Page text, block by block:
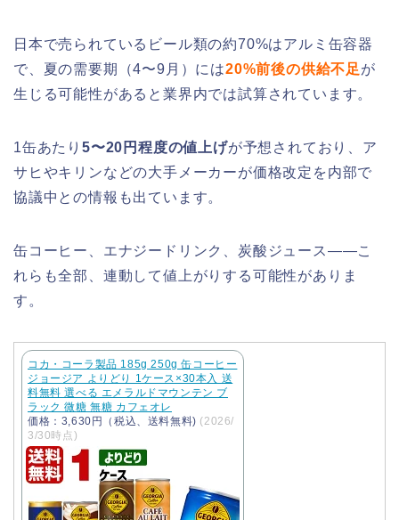
日本で売られているビール類の約70%はアルミ缶容器
で、夏の需要期（4〜9月）には20%前後の供給不足が
生じる可能性があると業界内では試算されています。
1缶あたり 5〜20円程度の値上げが予想されており、ア
サヒやキリンなどの大手メーカーが価格改定を内部で
協議中との情報も出ています。
缶コーヒー、エナジードリンク、炭酸ジュース——こ
れらも全部、連動して値上がりする可能性がありま
す。
コカ・コーラ製品 185g 250g 缶コーヒー
ジョージア よりどり 1ケース×30本入 送
料無料 選べる エメラルドマウンテン ブ
ラック 微糖 無糖 カフェオレ
価格：3,630円（税込、送料無料) (2026/
3/30時点)